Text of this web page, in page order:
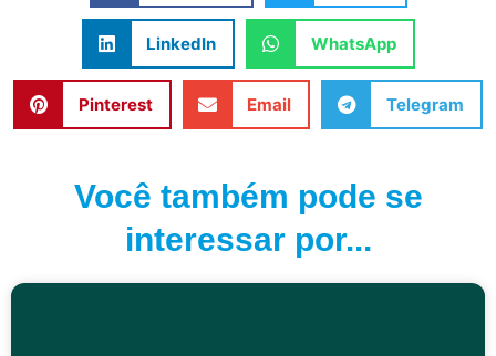
LinkedIn WhatsApp
Pinterest Email Telegram
Você também pode se
interessar por...